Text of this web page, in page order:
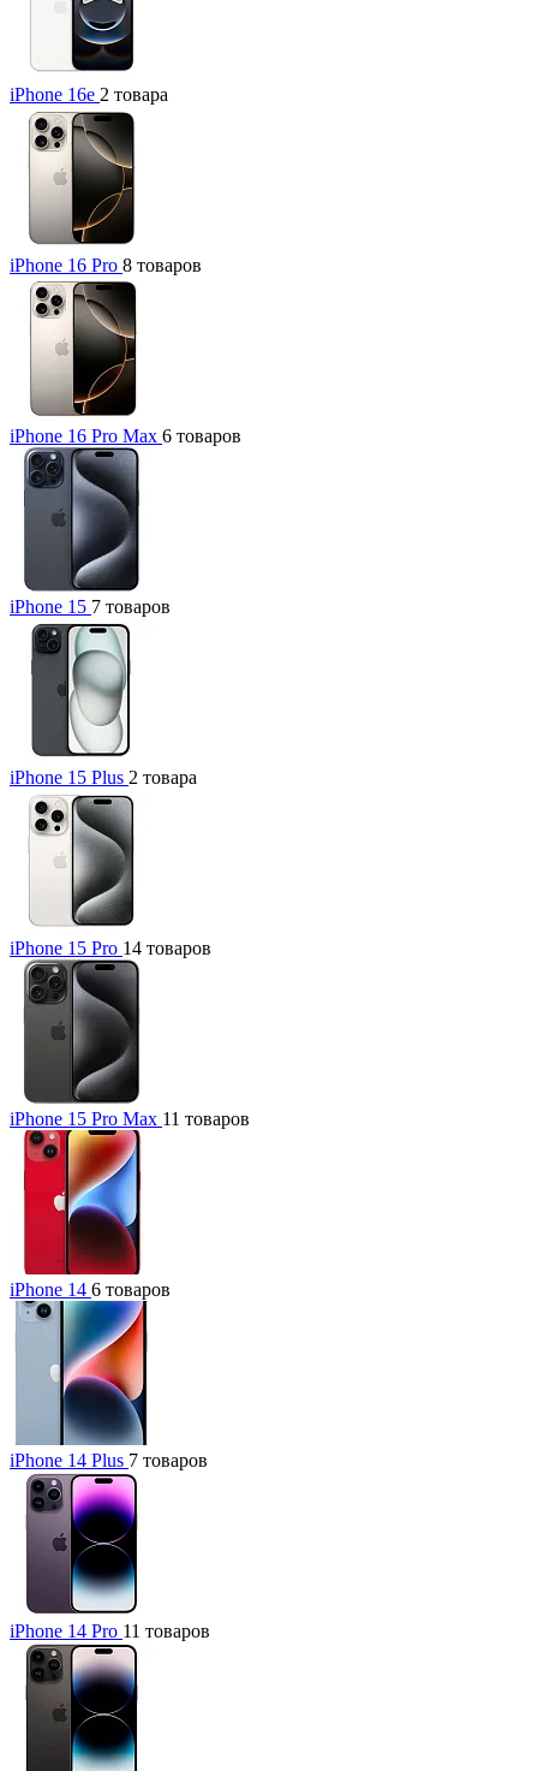
iPhone 16e 2 товара
iPhone 16 Pro 8 товаров
iPhone 16 Pro Max 6 товаров
iPhone 15 7 товаров
iPhone 15 Plus 2 товара
iPhone 15 Pro 14 товаров
iPhone 15 Pro Max 11 товаров
iPhone 14 6 товаров
iPhone 14 Plus 7 товаров
iPhone 14 Pro 11 товаров